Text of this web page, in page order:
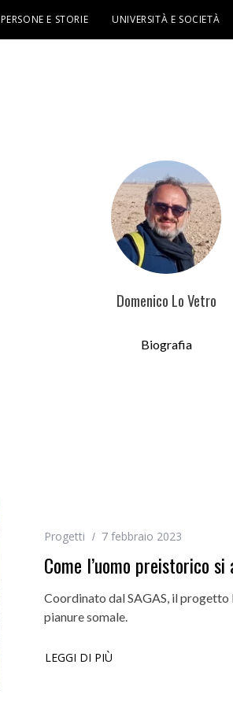
PERSONE E STORIE UNIVERSITÀ E SOCIETÀ
Domenico Lo Vetro
Biografia
Progetti 7 febbraio 2023
Come l’uomo preistorico
Coordinato dal SAGAS, il
pianure somale.
LEGGI DI PIÙ